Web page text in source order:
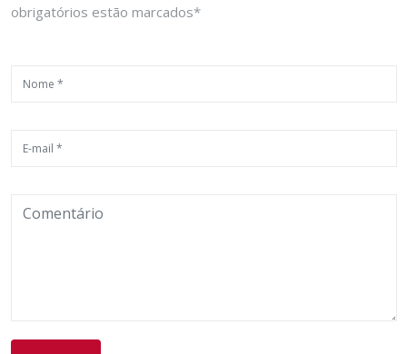
obrigatórios estão marcados*